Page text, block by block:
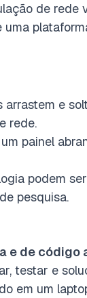
de rede
uma
arrastem e
rede.
painel
podem
pesquisa.
e de código
testar e
em um